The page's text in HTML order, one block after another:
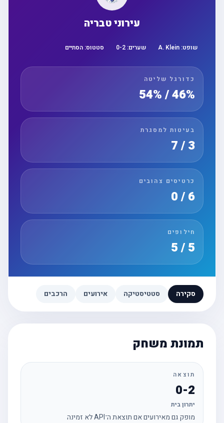
עירוני טבריה
שופט:A. Klein שערים: 0 -2 סטטוס:הסתיים
כדורגל שליטה
46% / 54%
בעיטות למסגרת
3 / 7
כרטיסים צהובים
6 / 0
חילופים
סקירה סטטיסטיקה אירועים הרכבים
תמונת משחק
תוצאה
0-2
יתרון בית
מופק גם מאירועים אם תוצאת ה־API לא זמינה